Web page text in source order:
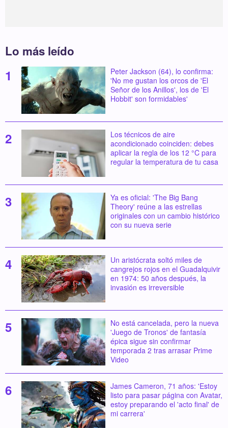
Lo más leído
Peter Jackson (64), lo confirma:
'No me gustan los orcos de 'El
Señor de los Anillos', los de 'El
Hobbit' son formidables'
Los técnicos de aire
acondicionado coinciden: debes
aplicar la regla de los 12 °C para
regular la temperatura de tu casa
Ya es oficial: 'The Big Bang
Theory' reúne a las estrellas
originales con un cambio histórico
con su nueva serie
Un aristócrata soltó miles de
cangrejos rojos en el Guadalquivir
en 1974: 50 años después, la
invasión es irreversible
No está cancelada, pero la nueva
'Juego de Tronos' de fantasía
épica sigue sin confirmar
temporada 2 tras arrasar Prime
Video
James Cameron, 71 años: 'Estoy
listo para pasar página con Avatar,
estoy preparando el 'acto final' de
mi carrera'